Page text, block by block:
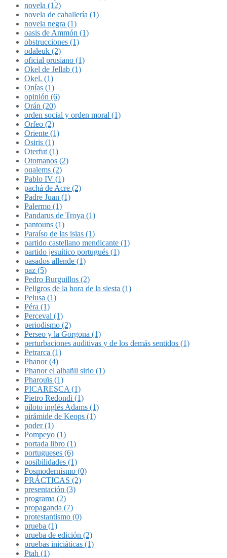
novela (12)
novela de caballería (1)
novela negra (1)
oasis de Ammón (1)
obstrucciones (1)
odaleuk (2)
oficial prusiano (1)
Okel de Jellab (1)
Okel. (1)
Onías (1)
opinión (6)
Orán (20)
orden social y orden moral (1)
Orfeo (2)
Oriente (1)
Osiris (1)
Oterfut (1)
Otomanos (2)
oualems (2)
Pablo IV (1)
pachá de Acre (2)
Padre Juan (1)
Palermo (1)
Pandarus de Troya (1)
pantouns (1)
Paraíso de las islas (1)
partido castellano mendicante (1)
partido jesuítico portugués (1)
pasados allende (1)
paz (5)
Pedro Burguillos (2)
Peligros de la hora de la siesta (1)
Pelusa (1)
Péra (1)
Perceval (1)
periodismo (2)
Perseo y la Gorgona (1)
perturbaciones auditivas y de los demás sentidos (1)
Petrarca (1)
Phanor (4)
Phanor el albañil sirio (1)
Pharouïs (1)
PICARESCA (1)
Pietro Redondi (1)
piloto inglés Adams (1)
pirámide de Keops (1)
poder (1)
Pompeyo (1)
portada libro (1)
portugueses (6)
posibilidades (1)
Posmodernismo (0)
PRÁCTICAS (2)
presentación (3)
programa (2)
propaganda (7)
protestantismo (0)
prueba (1)
prueba de edición (2)
pruebas iniciáticas (1)
Ptah (1)